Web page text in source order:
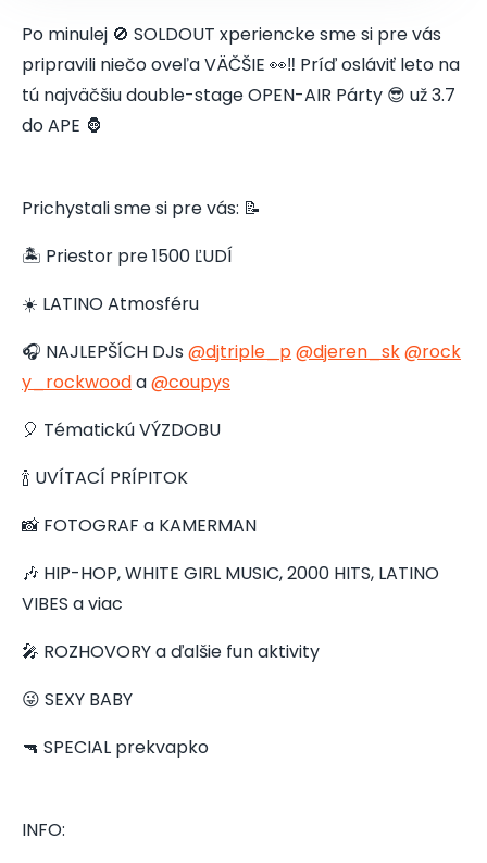
Po minulej 🚫 SOLDOUT xperiencke sme si pre vás
pripravili niečo oveľa VÄČŠIE 👀‼️ Príď osláviť leto na
tú najväčšiu double-stage OPEN-AIR Párty 😎 už 3.7
do APE 🦍
Prichystali sme si pre vás: 📝
🏝️ Priestor pre 1500 ĽUDÍ
☀️ LATINO Atmosféru
🎧 NAJLEPŠÍCH DJs @djtriple_p@djeren_sk@rock
y_rockwooda@coupys
🎈 Tématickú VÝZDOBU
🍾 UVÍTACÍ PRÍPITOK
📸 FOTOGRAF a KAMERMAN
🎶 HIP-HOP, WHITE GIRL MUSIC, 2000 HITS, LATINO
VIBES a viac
🎤 ROZHOVORY a ďalšie fun aktivity
😜 SEXY BABY
🔫 SPECIAL prekvapko
INFO: